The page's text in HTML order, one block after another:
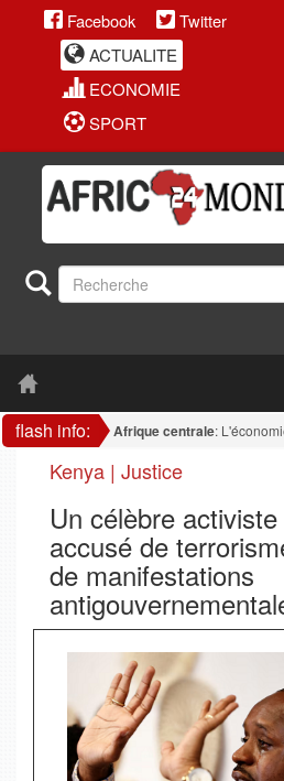
Facebook
Twitter
ACTUALITE
ECONOMIE
SPORT
flash info:Afrique centrale: L'économie du
Kenya | Justice
Un célèbre
accusé de
de manifestations